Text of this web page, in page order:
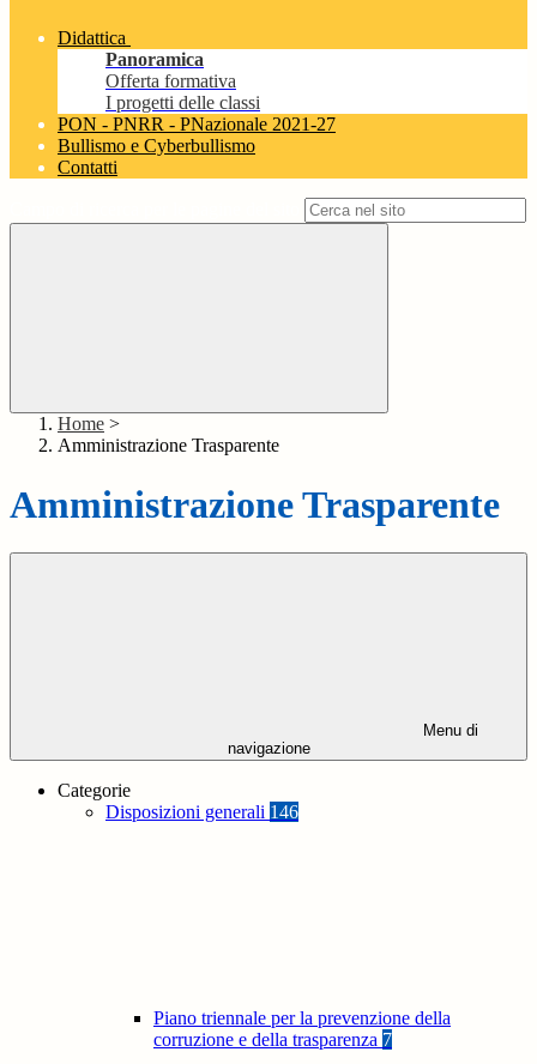
Didattica
Panoramica
Offerta formativa
I progetti delle classi
PON - PNRR - PNazionale 2021-27
Bullismo e Cyberbullismo
Contatti
Home >
Amministrazione Trasparente
Amministrazione Trasparente
Menu di
navigazione
Categorie
Disposizioni generali 146
Piano triennale per la prevenzione della
corruzione e della trasparenza 7